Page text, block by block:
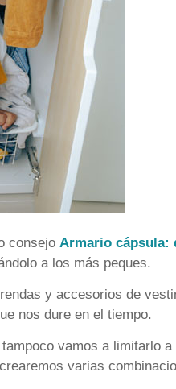
consejoArmario cápsula:
a los más peques.
y accesorios de
nos dure en el tiempo.
vamos a limitarlo a
varias